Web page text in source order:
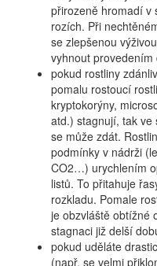
přirozeně hromadí v
rozích. Při
se zlepšenou
vyhnout provedením
pokud rostliny
pomalu rostoucí
kryptokorýny,
atd.) stagnují, tak ve
se může zdát.
podmínky v nádrži
CO2…) urychlením
listů. To přitahuje
rozkladu. Pomale
je obzvláště obtížné
stagnaci již delší
pokud uděláte
(např. se velmi